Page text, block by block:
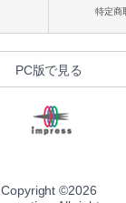
特定商
PC版で見る
Copyright ©2026